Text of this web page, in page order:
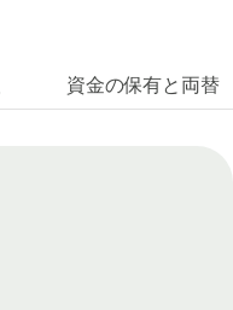
資金の保有と両替